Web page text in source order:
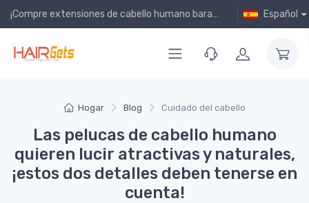
¡Compre extensiones de cabello humano baratas en línea! Español
Hogar Blog Cuidado del cabello
Las pelucas de cabello humano
quieren lucir atractivas y naturales,
¡estos dos detalles deben tenerse en
cuenta!